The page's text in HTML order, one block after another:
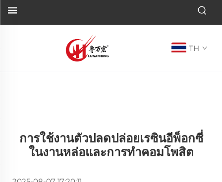
TH
การใช้งานตัวปลดปล่อยเรซินอีพ็อกซี่
ในงานหล่อและการทำคอมโพสิต